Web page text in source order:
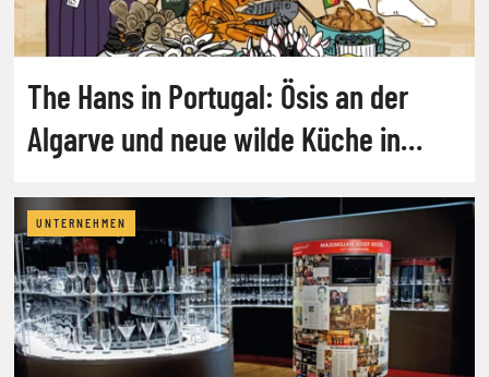
The Hans in Portugal: Ösis an der
Algarve und neue wilde Küche in
UNTERNEHMEN